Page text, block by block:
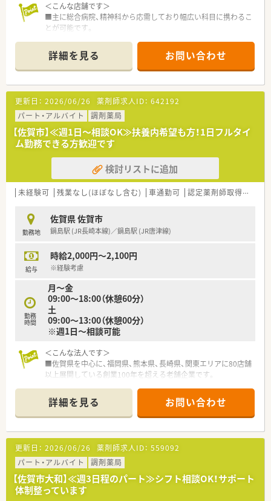
＜こんな店舗です＞
■主に総合病院、精神科から応需しており幅広い科目に携わるこ
とが可能です。
です。
■薬剤師5名体制で余裕ある人員体制です。
■薬局自体19時まで開局しているので、19時もしくは20時まで
勤務できる方歓迎です。
＜こんな会社です＞
■佐賀県を中心に、福岡県、熊本県、長崎県、関東エリアに80店舗
以上展開している創業100年を超える老舗企業です。
■今後の業界の方向性を見据えた先進性のある企業です。「ダイ
レクトテレフォン」「トレーシングレポート」「24Hお薬電話相
談」「過誤防止システム全店導入」「ローソンと併設した店舗作
り」等対物から対人業務への移行、また処方箋だけに頼らない薬
局作りを行っております。
■薬局としてだけでなく色んな角度から地域に貢献すべく、福祉
＜学べる研修制度＞
■外来がん認定薬剤師や漢方専門薬剤師も在籍しています。
ロジェクトを開始し、勉強会や社内研修、学会参加、病院研修な
ど、様々な活動を行っています。
ど「ながら研修」で参加が可能です。
■外来がん専門薬剤師2名による薬剤師を鍛える「マッスル研
修」、専属薬剤師による「漢方研修」、各店舗持ち回りで実施する
「専門科目研修」などがあります。
詳細を見る お問い合わせ
更新日： 2026/06/26 薬剤師求人ID： 642192
パート・アルバイト
調剤薬局
【佐賀市】≪週1日～相談OK≫扶養内希望も方！1日フルタイ
ム勤務できる方歓迎です
検討リストに追加
未経験可 残業なし(ほぼなし含む) 車通勤可 認定薬剤師取得支援あり
勤務地
佐賀県 佐賀市
鍋島駅 (JR長崎本線)／鍋島駅 (JR唐津線)
給与
時給2,000円～2,100円
※経験考慮
勤務
時間
月～金
09:00～18:00（休憩60分）
土
09:00～13:00（休憩00分）
※週1日～相談可能
＜こんな法人です＞
■佐賀県を中心に、福岡県、熊本県、長崎県、関東エリアに80店舗
以上展開している創業100年を超える老舗企業です。
レクトテレフォン」「トレーシングレポート」「24Hお薬電話相
談」「過誤防止システム全店導入」「ローソンと併設した店舗作
り」等対物から対人業務への移行、また処方箋だけに頼らない薬
局作りを行っております。
■薬局としてだけでなく色んな角度から地域に貢献すべく、福祉
事業や保育園などの事業も行っております。
■社員は約600名、うち薬剤師は約200名、平均年齢37～38歳で7
割が女性です。女性の役職者が30%在籍しています。
■正社員の平均残業時間は月10時間程度で1日20～30分程度で
す。
詳細を見る お問い合わせ
更新日： 2026/06/26 薬剤師求人ID： 559092
パート・アルバイト
調剤薬局
【佐賀市大和】≪週3日程のパート≫シフト相談OK！サポート
体制整っています